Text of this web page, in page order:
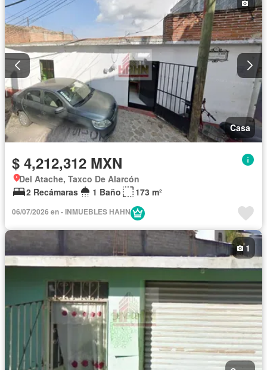
Casa
$ 4,212,312 MXN
Del Atache, Taxco De Alarcón
2 Recámaras
1 Baño 173 m²
06/07/2026 en - INMUEBLES HAHN
1